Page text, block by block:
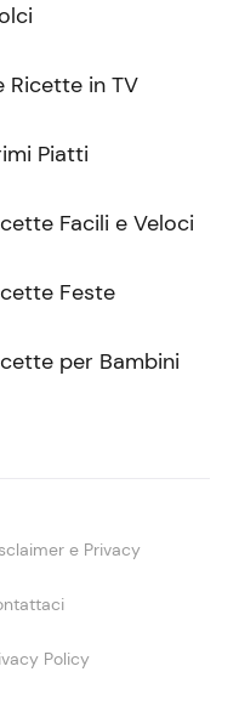
Ricette in TV
Piatti
Facili e Veloci
Feste
per Bambini
e Privacy
Policy